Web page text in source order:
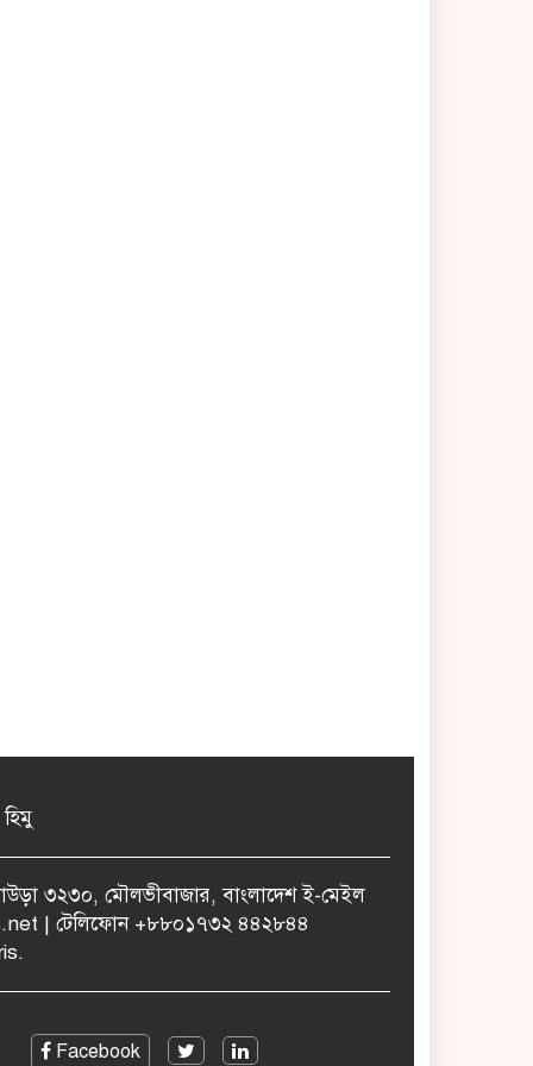
৩২৩০, মৌলভীবাজার, বাংলাদেশ ই-মেইল
| টেলিফোন +৮৮০১৭৩২ ৪৪২৮৪৪
Facebook